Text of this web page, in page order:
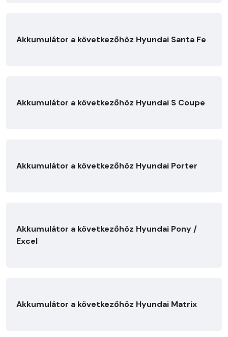
Akkumulátor a következőhöz Hyundai Santa Fe
Akkumulátor a következőhöz Hyundai S Coupe
Akkumulátor a következőhöz Hyundai Porter
Akkumulátor a következőhöz Hyundai Pony /
Excel
Akkumulátor a következőhöz Hyundai Matrix